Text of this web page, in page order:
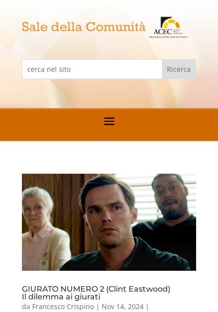
GIURATO NUMERO 2 (Clint Eastwood)
Il dilemma ai giurati
da Francesco Crispino| Nov 14, 2024|